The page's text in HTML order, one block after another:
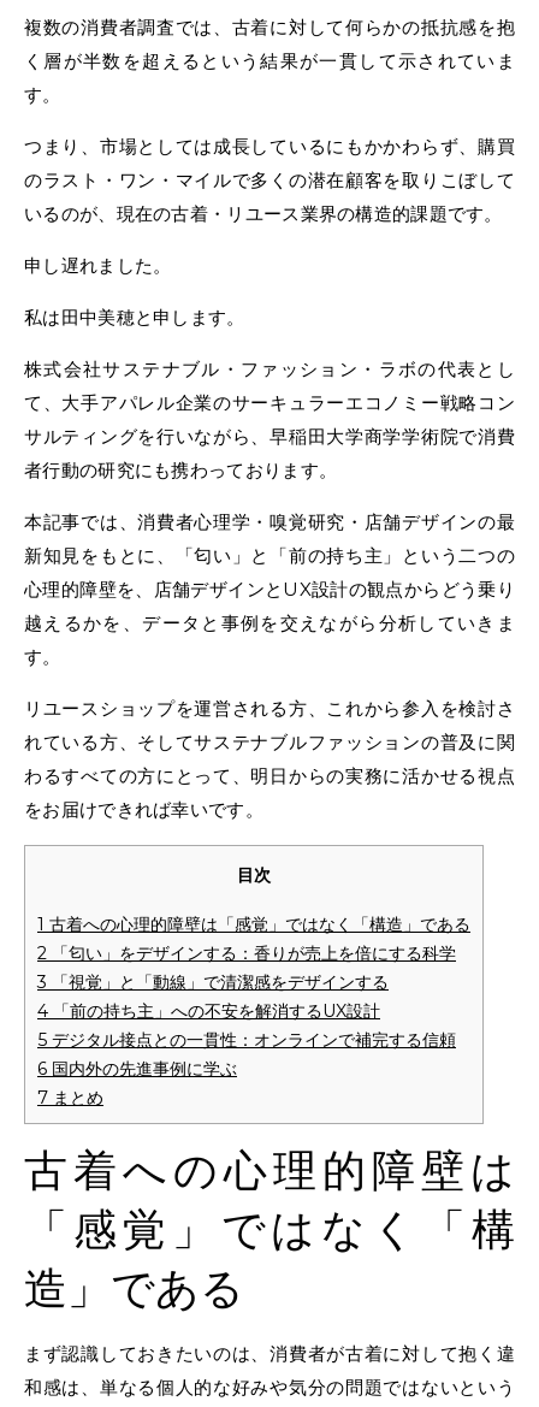
複数の消費者調査では、古着に対して何らかの抵抗感を抱
く層が半数を超えるという結果が一貫して示されていま
す。
つまり、市場としては成長しているにもかかわらず、購買
のラスト・ワン・マイルで多くの潜在顧客を取りこぼして
いるのが、現在の古着・リユース業界の構造的課題です。
申し遅れました。
私は田中美穂と申します。
株式会社サステナブル・ファッション・ラボの代表とし
て、大手アパレル企業のサーキュラーエコノミー戦略コン
サルティングを行いながら、早稲田大学商学学術院で消費
者行動の研究にも携わっております。
本記事では、消費者心理学・嗅覚研究・店舗デザインの最
新知見をもとに、「匂い」と「前の持ち主」という二つの
心理的障壁を、店舗デザインとUX設計の観点からどう乗り
越えるかを、データと事例を交えながら分析していきま
す。
リユースショップを運営される方、これから参入を検討さ
れている方、そしてサステナブルファッションの普及に関
わるすべての方にとって、明日からの実務に活かせる視点
をお届けできれば幸いです。
目次
1 古着への心理的障壁は「感覚」ではなく「構造」である
2 「匂い」をデザインする：香りが売上を倍にする科学
3 「視覚」と「動線」で清潔感をデザインする
4 「前の持ち主」への不安を解消するUX設計
5 デジタル接点との一貫性：オンラインで補完する信頼
6 国内外の先進事例に学ぶ
7 まとめ
古着への心理的障壁は
「感覚」ではなく「構
造」である
まず認識しておきたいのは、消費者が古着に対して抱く違
和感は、単なる個人的な好みや気分の問題ではないという